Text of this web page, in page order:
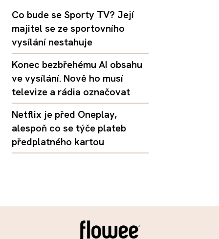
Co bude se Sporty TV? Její
majitel se ze sportovního
vysílání nestahuje
Konec bezbřehému AI obsahu
ve vysílání. Nově ho musí
televize a rádia označovat
Netflix je před Oneplay,
alespoň co se týče plateb
předplatného kartou